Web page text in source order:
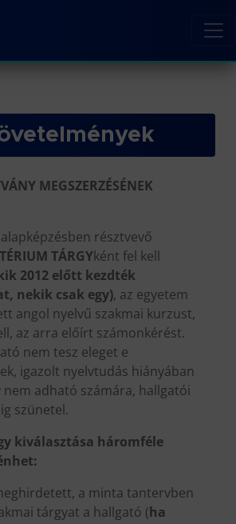
MEGSZERZÉSÉNEK
résztvevő
TÁRGYként fel kell
2012 előtt kezdték
nekik csak egy), az egyetem
angol nyelvű szakmai kurzust,
az arra előírt számonkérést.
nem tesz eleget e
igazolt nyelvtudás hiányában
adható számára, hallgatói
szünetel.
kiválasztása háromféle
a minta tantervben
tárgyat a hallgató (ha